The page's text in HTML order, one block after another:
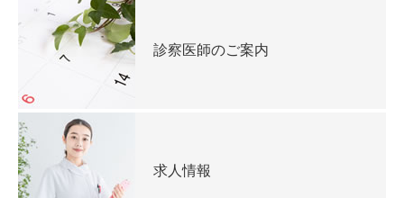
診察医師のご案内
求人情報